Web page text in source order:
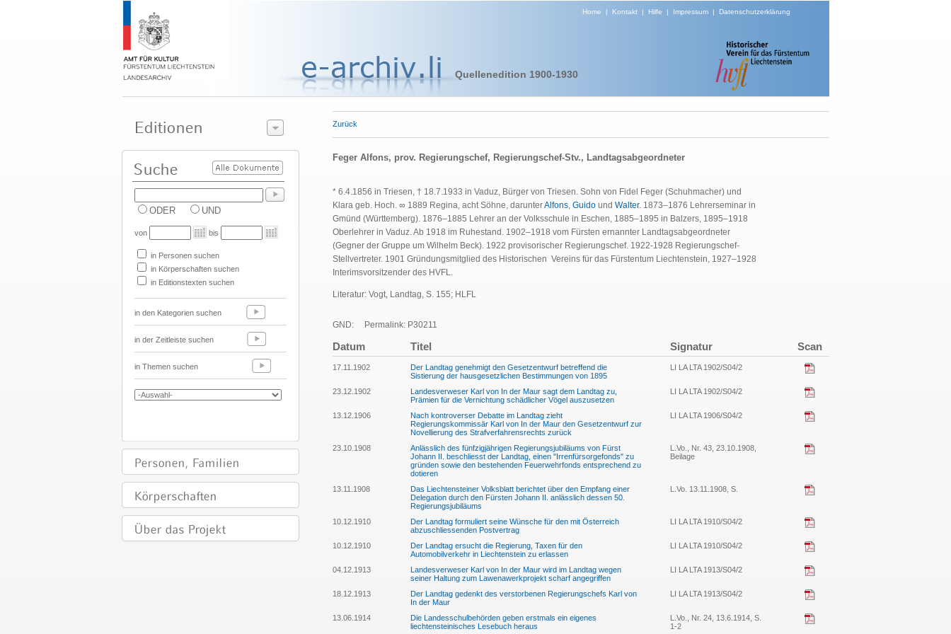
Home | Kontakt| Hilfe | Impressum| Datenschutzerklärung
Quellenedition 1900-1930
ODER UND
von bis
in Personen suchen
in Körperschaften suchen
in Editionstexten suchen
in den Kategorien suchen
in der Zeitleiste suchen
in Themen suchen
Zurück
Feger Alfons, prov. Regierungschef, Regierungschef-Stv., Landtagsabgeordneter
* 6.4.1856 in Triesen, † 18.7.1933 in Vaduz, Bürger von Triesen. Sohn von Fidel Feger (Schuhmacher) und
Klara geb. Hoch. ∞ 1889 Regina, acht Söhne, darunterAlfons, Guido und Walter. 1873–1876 Lehrerseminar in
Gmünd (Württemberg). 1876–1885 Lehrer an der Volksschule in Eschen, 1885–1895 in Balzers, 1895–1918
Oberlehrer in Vaduz. Ab 1918 im Ruhestand. 1902–1918 vom Fürsten ernannter Landtagsabgeordneter
(Gegner der Gruppe um Wilhelm Beck). 1922 provisorischer Regierungschef. 1922-1928 Regierungschef-
Stellvertreter. 1901 Gründungsmitglied des Historischen Vereins für das Fürstentum Liechtenstein, 1927–1928
Interimsvorsitzender des HVFL.
Literatur: Vogt, Landtag, S. 155; HLFL
GND: Permalink: P30211
Datum Titel Signatur Scan
17.11.1902
Der Landtag genehmigt den Gesetzentwurf betreffend die
Sistierung der hausgesetzlichen Bestimmungen von 1895
LI LA LTA 1902/S04/2
23.12.1902
Landesverweser Karl von In der Maur sagt dem Landtag zu,
Prämien für die Vernichtung schädlicher Vögel auszusetzen
LI LA LTA 1902/S04/2
13.12.1906
Nach kontroverser Debatte im Landtag zieht
Regierungskommissär Karl von In der Maur den Gesetzentwurf zur
Novellierung des Strafverfahrensrechts zurück
LI LA LTA 1906/S04/2
23.10.1908
Anlässlich des fünfzigjährigen Regierungsjubiläums von Fürst
Johann II. beschliesst der Landtag, einen "Irrenfürsorgefonds" zu
gründen sowie den bestehenden Feuerwehrfonds entsprechend zu
dotieren
L.Vo., Nr. 43, 23.10.1908,
Beilage
13.11.1908
Das Liechtensteiner Volksblatt berichtet über den Empfang einer
Delegation durch den Fürsten Johann II. anlässlich dessen 50.
Regierungsjubiläums
L.Vo. 13.11.1908, S.
10.12.1910
Der Landtag formuliert seine Wünsche für den mit Österreich
abzuschliessenden Postvertrag
LI LA LTA 1910/S04/2
10.12.1910
Der Landtag ersucht die Regierung, Taxen für den
Automobilverkehr in Liechtenstein zu erlassen
LI LA LTA 1910/S04/2
04.12.1913
Landesverweser Karl von In der Maur wird im Landtag wegen
seiner Haltung zum Lawenawerkprojekt scharf angegriffen
LI LA LTA 1913/S04/2
18.12.1913
Der Landtag gedenkt des verstorbenen Regierungschefs Karl von
In der Maur
LI LA LTA 1913/S04/2
13.06.1914
Die Landesschulbehörden geben erstmals ein eigenes
liechtensteinisches Lesebuch heraus
L.Vo., Nr. 24, 13.6.1914, S.
1-2